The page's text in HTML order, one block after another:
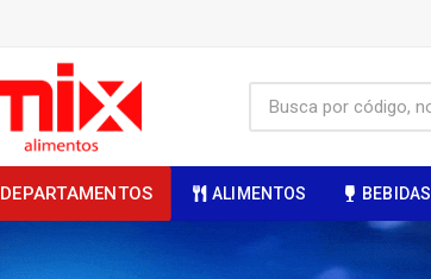
DEPARTAMENTOS ALIMENTOS BEBIDAS